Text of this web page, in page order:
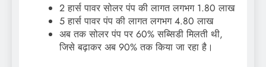
2 हार्स पावर सोलर पंप की लागत लगभग 1.80 लाख
5 हार्स पावर पंप की लागत लगभग 4.80 लाख
अब तक सोलर पंप पर 60% सब्सिडी मिलती थी,
जिसे बढ़ाकर अब 90% तक किया जा रहा है।